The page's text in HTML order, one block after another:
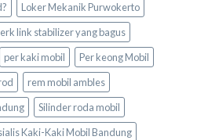
Loker Mekanik Purwokerto
link stabilizer yang bagus
per kaki mobil
Per keong Mobil
rem mobil ambles
Silinder roda mobil
Kaki-Kaki Mobil Bandung